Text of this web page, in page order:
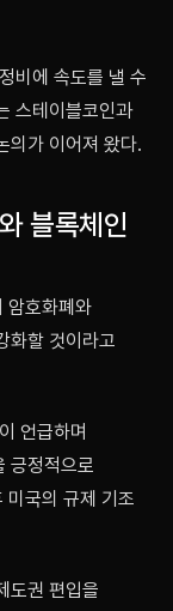
비에 속도를 낼 수
스테이블코인과
의가 이어져 왔다.
블록체인
암호화폐와
화할 것이라고
언급하며
긍정적으로
국의 규제 기조
도권 편입을